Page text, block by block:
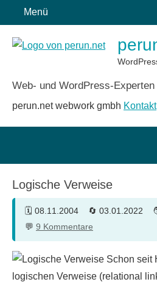
Inhalt
springen
Menü
Web- und WordPress-
perun.net webwork gmbh Kontakt
Logische Verweise
08.11.2004 03.01.2022
9 Kommentare
Schon seit
logischen Verweise (relational